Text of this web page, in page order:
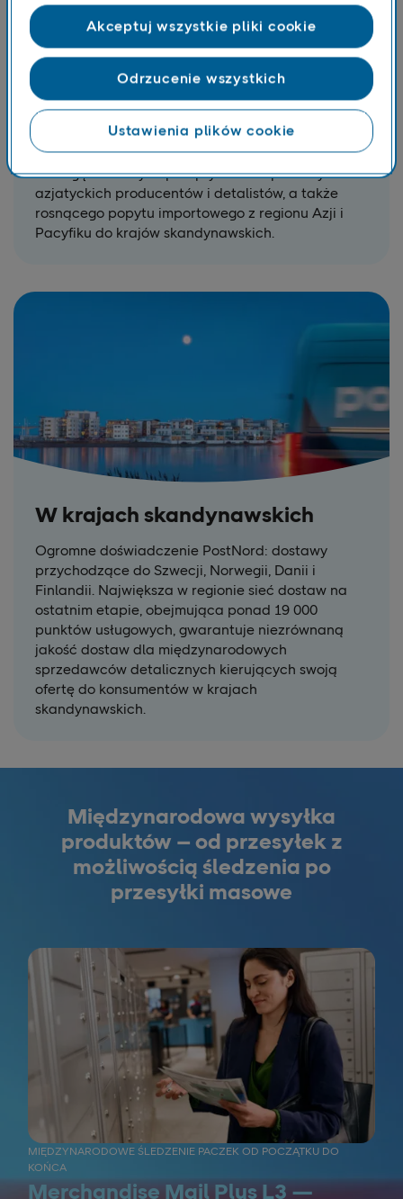
Region Azji i Pacyfiku
Strategicznie zlokalizowane biura w Hongkongu,
Szanghaju, Shenzhen i Singapurze umożliwiają
obsługę znacznych przepływów eksportowych od
azjatyckich producentów i detalistów, a także
rosnącego popytu importowego z regionu Azji i
Pacyfiku do krajów skandynawskich.
W krajach skandynawskich
Ogromne doświadczenie PostNord: dostawy
przychodzące do Szwecji, Norwegii, Danii i
Finlandii. Największa w regionie sieć dostaw na
ostatnim etapie, obejmująca ponad 19 000
punktów usługowych, gwarantuje niezrównaną
jakość dostaw dla międzynarodowych
sprzedawców detalicznych kierujących swoją
ofertę do konsumentów w krajach
skandynawskich.
Międzynarodowa wysyłka
produktów – od przesyłek z
możliwością śledzenia po
przesyłki masowe
MIĘDZYNARODOWE ŚLEDZENIE PACZEK OD POCZĄTKU DO
KOŃCA
Merchandise Mail Plus L3 —
Ustawienia plików cookie
Odrzucenie wszystkich
Akceptuj wszystkie pliki cookie